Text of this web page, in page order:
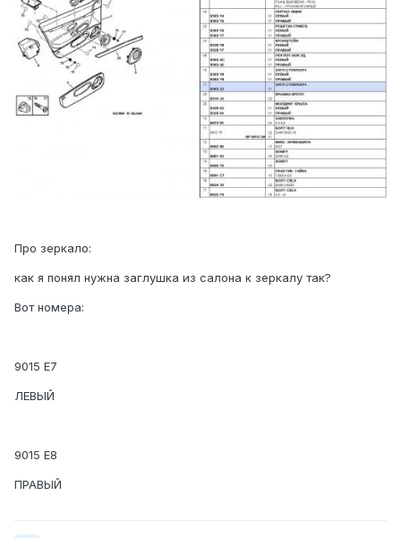
Про зеркало:
как я понял нужна заглушка из салона к зеркалу так?
Вот номера:
9015 E7
ЛЕВЫЙ
9015 E8
ПРАВЫЙ